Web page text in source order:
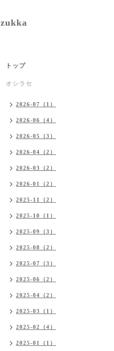
zukka
トップ
オシラセ
2026-07（1）
2026-06（4）
2026-05（3）
2026-04（2）
2026-03（2）
2026-01（2）
2025-11（2）
2025-10（1）
2025-09（3）
2025-08（2）
2025-07（3）
2025-06（2）
2025-04（2）
2025-03（1）
2025-02（4）
2025-01（1）